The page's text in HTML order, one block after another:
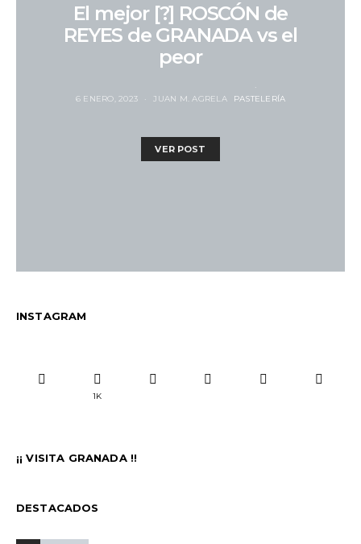
El mejor [?] ROSCÓN de
REYES de GRANADA vs el
peor
6 ENERO, 2023 JUAN M. AGRELA PASTELERÍA
VER POST
INSTAGRAM
1K
¡¡ VISITA GRANADA !!
DESTACADOS